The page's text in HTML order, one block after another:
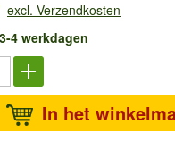
excl. Verzendkosten
4 werkdagen
In het